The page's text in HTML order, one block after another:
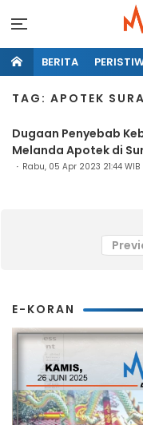
BERITA
TAG: APOTEK
Dugaan Penyebab
Melanda Apotek di
Rabu, 05 Apr 2023 21:44 WIB
E-KORAN